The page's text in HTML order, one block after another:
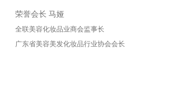
荣誉会长 马娅
全联美容化妆品业商会监事长
广东省美容美发化妆品行业协会会长